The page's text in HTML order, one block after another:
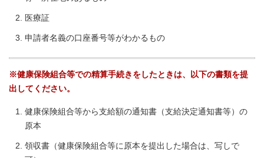
医療証
申請者名義の口座番号等がわかるもの
※健康保険組合等での精算手続きをしたときは、以下の書類を提
出してください。
健康保険組合等から支給額の通知書（支給決定通知書等）の
原本
領収書（健康保険組合等に原本を提出した場合は、写しで